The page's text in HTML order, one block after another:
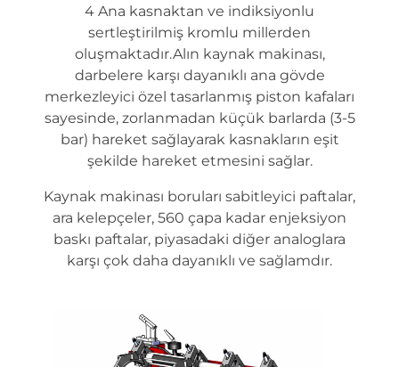
4 Ana kasnaktan ve indiksiyonlu
sertleştirilmiş kromlu millerden
oluşmaktadır.Alın kaynak makinası,
darbelere karşı dayanıklı ana gövde
merkezleyici özel tasarlanmış piston kafaları
sayesinde, zorlanmadan küçük barlarda (3-5
bar) hareket sağlayarak kasnakların eşit
şekilde hareket etmesini sağlar.
Kaynak makinası boruları sabitleyici paftalar,
ara kelepçeler, 560 çapa kadar enjeksiyon
baskı paftalar, piyasadaki diğer analoglara
karşı çok daha dayanıklı ve sağlamdır.